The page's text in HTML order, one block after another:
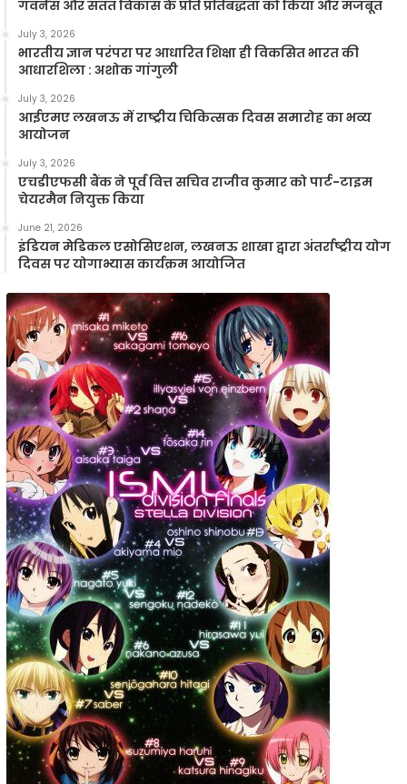
गवर्नेंस और सतत विकास के प्रति प्रतिबद्धता को किया और मजबूत
July 3, 2026
भारतीय ज्ञान परंपरा पर आधारित शिक्षा ही विकसित भारत की
आधारशिला : अशोक गांगुली
July 3, 2026
आईएमए लखनऊ में राष्ट्रीय चिकित्सक दिवस समारोह का भव्य
आयोजन
July 3, 2026
एचडीएफसी बैंक ने पूर्व वित्त सचिव राजीव कुमार को पार्ट-टाइम
चेयरमैन नियुक्त किया
June 21, 2026
इंडियन मेडिकल एसोसिएशन, लखनऊ शाखा द्वारा अंतर्राष्ट्रीय योग
दिवस पर योगाभ्यास कार्यक्रम आयोजित